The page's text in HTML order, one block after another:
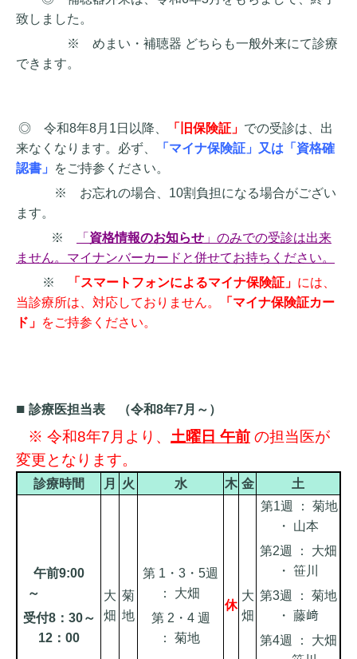
致しました。
※ めまい・補聴器 どちらも一般外来にて診療
できます。
◎ 令和8年8月1日以降、 「旧保険証」 での受診は、出
来なくなります。必ず、
「マイナ保険証」又は「資格確
認書」
をご持参ください。
※ お忘れの場合、10割負担になる場合がござい
ます。
※
「 資格情報のお知らせ 」のみでの受診は出来
ません。マイナンバーカードと併せてお持ちください。
※
「スマートフォンによるマイナ保険証」 には、
当診療所は、対応しておりません。
「マイナ保険証カー
ド」 をご持参ください。
■ 診療医担当表 （令和8年7月～）
※ 令和8年7月より、 土曜日 午前 の担当医が
変更となります。
診療時間 月 火 水 木 金 土
午前9:00
～
受付8：30～
12：00
大
畑
菊
地
第 1・3・5週
： 大畑
第 2・4 週
： 菊地
休
大
畑
第1週 ： 菊地
・ 山本
第2週 ： 大畑
・ 笹川
第3週 ： 菊地
・ 藤﨑
第4週 ： 大畑